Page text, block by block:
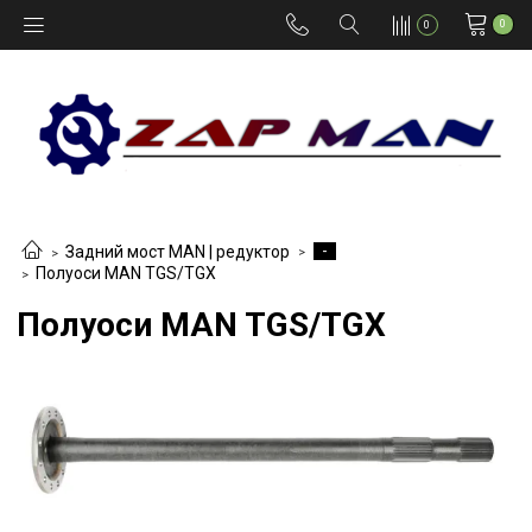
0 0
Задний мост MAN | редуктор
-
Полуоси MAN TGS/TGX
Полуоси MAN TGS/TGX